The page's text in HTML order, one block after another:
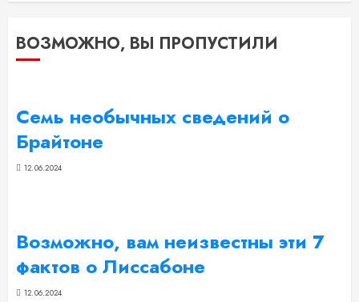
ВОЗМОЖНО, ВЫ ПРОПУСТИЛИ
Семь необычных сведений о
Брайтоне
12.06.2024
Возможно, вам неизвестны эти 7
фактов о Лиссабоне
12.06.2024